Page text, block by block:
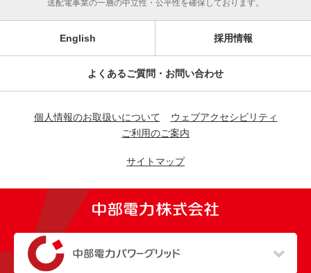
送配電事業の一層の中立性・公平性を確保しております。
English 採用情報
よくあるご質問・お問い合わせ
個人情報のお取扱いについて
ウェブアクセシビリティ
ご利用のご案内
サイトマップ
（新しいウィンドウを開きます）